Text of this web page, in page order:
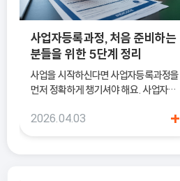
사업자등록과정, 처음 준비하는
분들을 위한 5단계 정리
사업을 시작하신다면 사업자등록과정을
먼저 정확하게 챙기셔야 해요. 사업자등
국세청에 정식으로 사업을 시작한다고
2026.04.03 +